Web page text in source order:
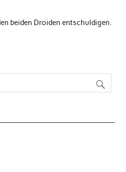
beiden Droiden entschuldigen.